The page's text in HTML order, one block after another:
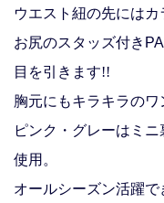
ウエスト紐の先には
お尻のスタッズ付き
目を引きます!!
胸元にもキラキラの
ピンク・グレーはミ
使用。
オールシーズン活躍